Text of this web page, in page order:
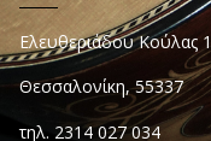
Ελευθεριάδου Κούλας
Θεσσαλονίκη, 55337
τηλ. 2314 027 034